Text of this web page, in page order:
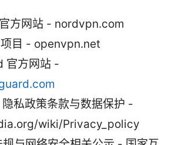
方网站 - nordvpn.com
目 - openvpn.net
官方网站 -
私政策条款与数据保护 -
wiki/Privacy_policy